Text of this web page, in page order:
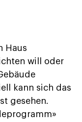
Haus
will oder
kann sich das
gesehen.